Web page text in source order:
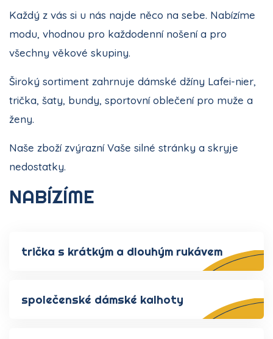
Každý z vás si u nás najde něco na sebe. Nabízíme
modu, vhodnou pro každodenní nošení a pro
všechny věkové skupiny.
Široký sortiment zahrnuje dámské džíny Lafei-nier,
trička, šaty, bundy, sportovní oblečení pro muže a
ženy.
Naše zboží zvýrazní Vaše silné stránky a skryje
nedostatky.
NABÍZÍME
trička s krátkým a dlouhým rukávem
společenské dámské kalhoty